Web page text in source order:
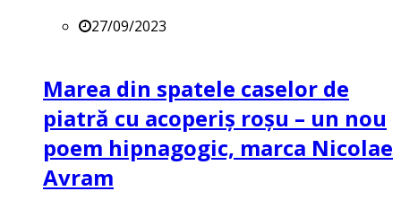
27/09/2023
Marea din spatele caselor de
piatră cu acoperiș roșu – un nou
poem hipnagogic, marca Nicolae
Avram